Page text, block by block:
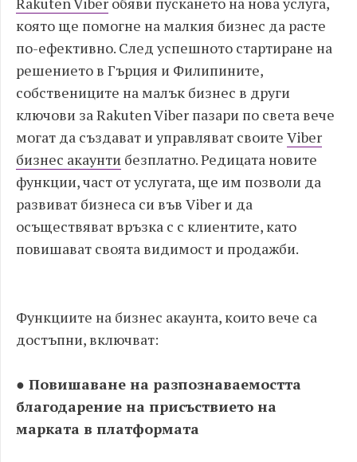
която ще помогне на малкия бизнес да расте
по-ефективно. След успешното стартиране на
решението в Гърция и Филипините,
собствениците на малък бизнес в други
ключови за Rakuten Viber пазари по света вече
могат да създават и управляват своите Viber
бизнес акаунти безплатно. Редицата новите
функции, част от услугата, ще им позволи да
развиват бизнеса си във Viber и да
осъществяват връзка с с клиентите, като
повишават своята видимост и продажби.
Функциите на бизнес акаунта, които вече са
достъпни, включват:
● Повишаване на разпознаваемостта
благодарение на присъствието на
марката в платформата